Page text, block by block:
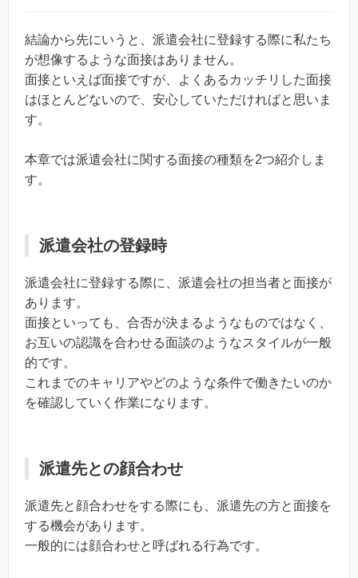
結論から先にいうと、派遣会社に登録する際に私たち
が想像するような面接はありません。
面接といえば面接ですが、よくあるカッチリした面接
はほとんどないので、安心していただければと思いま
す。
本章では派遣会社に関する面接の種類を2つ紹介しま
す。
派遣会社の登録時
派遣会社に登録する際に、派遣会社の担当者と面接が
あります。
面接といっても、合否が決まるようなものではなく、
お互いの認識を合わせる面談のようなスタイルが一般
的です。
これまでのキャリアやどのような条件で働きたいのか
を確認していく作業になります。
派遣先との顔合わせ
派遣先と顔合わせをする際にも、派遣先の方と面接を
する機会があります。
一般的には顔合わせと呼ばれる行為です。